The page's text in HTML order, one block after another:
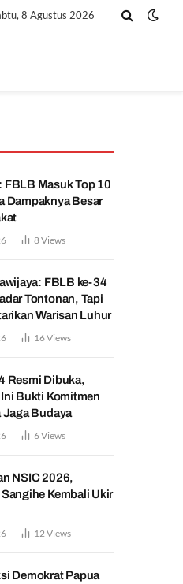
8 Agustus 2026
FBLB Masuk Top 10
Dampaknya Besar
8Views
FBLB ke-34
Tontonan, Tapi
Warisan Luhur
16Views
Resmi Dibuka,
Bukti Komitmen
Budaya
6Views
NSIC 2026,
Kembali Ukir
12 Views
Demokrat Papua